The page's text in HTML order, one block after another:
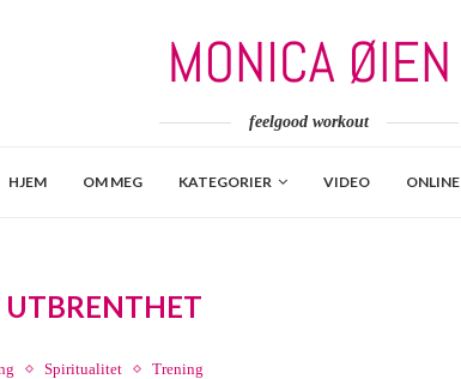
feelgood workout
HJEM OM MEG KATEGORIER VIDEO ONLINE
UTBRENTHET
Spiritualitet Trening